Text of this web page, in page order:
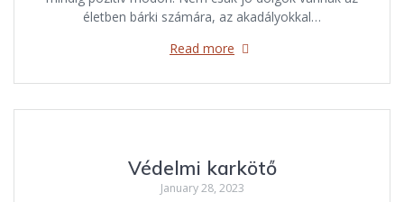
életben bárki számára, az akadályokkal…
Read more
Védelmi karkötő
January 28, 2023